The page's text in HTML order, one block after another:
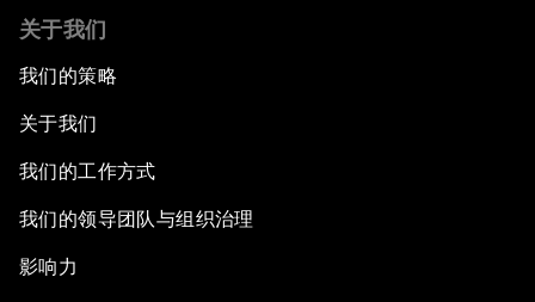
关于我们
我们的策略
关于我们
我们的工作方式
我们的领导团队与组织治理
影响力